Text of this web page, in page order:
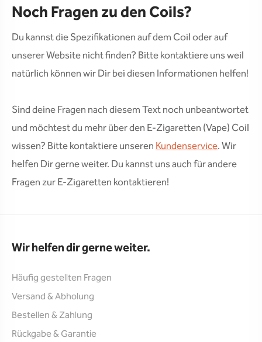
Noch Fragen zu den Coils?
Du kannst die Spezifikationen auf dem Coil oder auf
unserer Website nicht finden? Bitte kontaktiere uns weil
natürlich können wir Dir bei diesen Informationen helfen!
Sind deine Fragen nach diesem Text noch unbeantwortet
und möchtest du mehr über den E-Zigaretten (Vape) Coil
wissen? Bitte kontaktiere unserenKundenservice. Wir
helfen Dir gerne weiter. Du kannst uns auch für andere
Fragen zur E-Zigaretten kontaktieren!
Wir helfen dir gerne weiter.
Häufig gestellten Fragen
Versand & Abholung
Bestellen & Zahlung
Rückgabe & Garantie